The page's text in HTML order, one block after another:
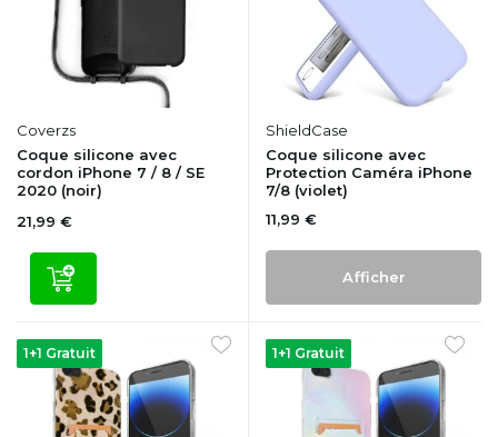
Coverzs
Coque silicone avec
cordon iPhone 7 / 8 / SE
2020 (noir)
21,99 €
ShieldCase
Coque silicone avec
Protection Caméra iPhone
7/8 (violet)
11,99 €
Afficher
1+1 Gratuit 1+1 Gratuit